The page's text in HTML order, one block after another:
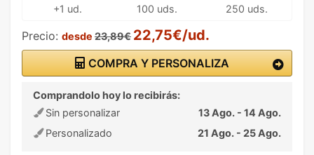
+1 ud. 100 uds. 250 uds.
Precio: desde 23,89€ 22,75€/ud.
COMPRA Y PERSONALIZA
Comprandolo hoy lo recibirás:
Sin personalizar
13 Ago. - 14 Ago.
Personalizado
21 Ago. - 25 Ago.